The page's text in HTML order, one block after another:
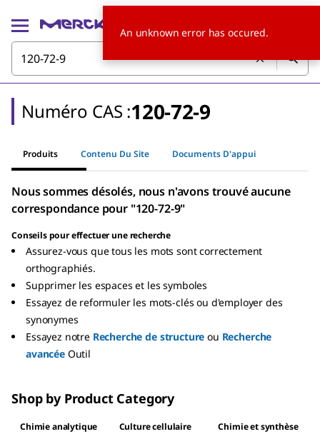
Numéro CAS :120-72-9
Produits Contenu Du Site Documents D'appui
Nous sommes désolés, nous n'avons trouvé aucune
correspondance pour "120-72-9"
Conseils pour effectuer une recherche
Assurez-vous que tous les mots sont correctement
orthographiés.
Supprimer les espaces et les symboles
Essayez de reformuler les mots-clés ou d'employer des
synonymes
Essayez notre Recherche de structureou Recherche
avancée Outil
Shop by Product Category
Chimie analytique
Culture cellulaire
Chimie et synthèse
An unknown error has occured.